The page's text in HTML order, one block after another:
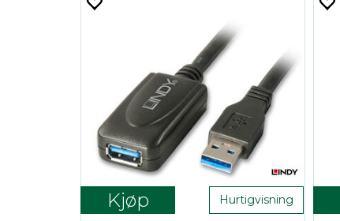
Kjøp Hurtigvisning